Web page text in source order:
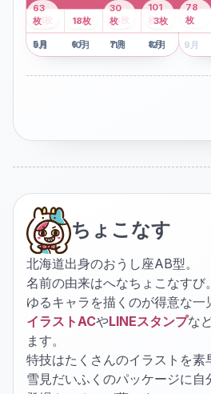
1月
2枚 2月 3月 4月
8枚
5月
41 枚
6月
13枚
7月
6枚
8月
101
枚
9月
63
枚
10月
18枚
11月
30
枚
12月
3枚 1月
5 月
78
枚
9 月
ちょこなす
北海道出身のおうし座AB型。
名前の由来はへなちょこなすび。
ゆるキャラを描くのが得意な一
イラストACやLINEスタンプな
ます。
特技はたくさんのイラストを素
雪見だいふくのパッケージに自